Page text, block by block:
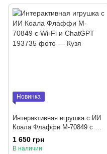
Новинка
Интерактивная игрушка с ИИ
Коала Флаффи M-70849 с Wi-
Fi и ChatGPT
1 650 грн
В наличии